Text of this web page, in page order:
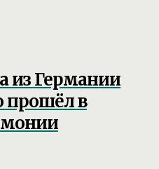
из Германии
прошёл в